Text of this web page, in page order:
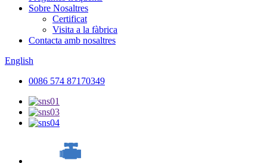
Sobre Nosaltres
Certificat
Visita a la fàbrica
Contacta amb nosaltres
English
0086 574 87170349